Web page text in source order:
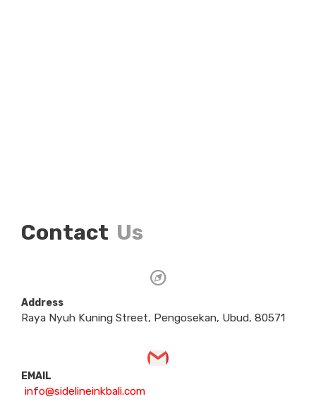
Contact Us
Address
Raya Nyuh Kuning Street, Pengosekan, Ubud, 80571
EMAIL
info@sidelineinkbali.com